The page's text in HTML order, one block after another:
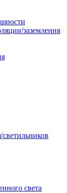
заземления
света